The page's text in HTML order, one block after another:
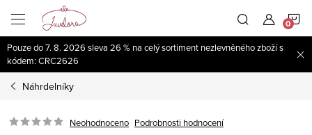
obsah
Pouze do 7. 8. 2026 sleva 26 % na celý sortiment nezlevněného zboží s
kódem: CRC2626
Náhrdelníky
Neohodnoceno Podrobnosti hodnocení